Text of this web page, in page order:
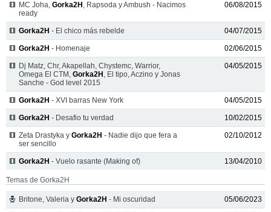
MC Joha, Gorka2H , Rapsoda y Ambush - Nacimos
ready
06/08/2015
Gorka2H - El chico más rebelde 04/07/2015
Gorka2H - Homenaje 02/06/2015
Dj Matz, Chr, Akapellah, Chystemc, Warrior,
Omega El CTM, Gorka2H , El tipo, Aczino y Jonas
Sanche - God level 2015
04/05/2015
Gorka2H - XVI barras New York 04/05/2015
Gorka2H - Desafio tu verdad 10/02/2015
Zeta Drastyka y Gorka2H - Nadie dijo que fera a
ser sencillo
02/10/2012
Gorka2H - Vuelo rasante (Making of) 13/04/2010
Temas de Gorka2H
Britone, Valeria y Gorka2H - Mi oscuridad 05/06/2023